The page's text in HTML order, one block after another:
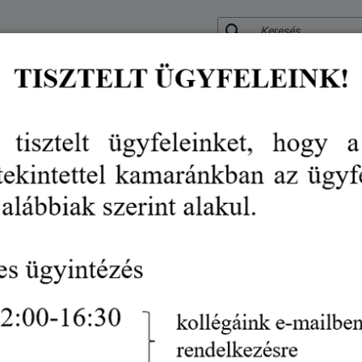
KERESÉS
RÓLUNK KÖZÉRDEKŰ ADATOK SZOLGÁLTATÁSOK
Változás a kozmetikai
szeptember 1-től
hírek változás a kozmetikai szektorban: új tiltott anyagok 2025.
2025. szeptember 03.
2025. szeptember 1-től az Európai Unióban